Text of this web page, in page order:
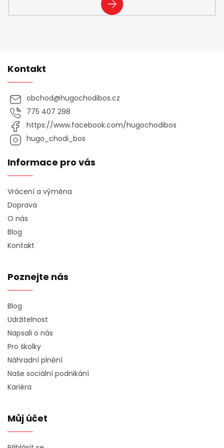
SE
Kontakt
obchod@hugochodibos.cz
775 407 298
https://www.facebook.com/hugochodibos
hugo_chodi_bos
Informace pro vás
Vrácení a výměna
Doprava
O nás
Blog
Kontakt
Poznejte nás
Blog
Udržitelnost
Napsali o nás
Pro školky
Náhradní plnění
Naše sociální podnikání
Kariéra
Můj účet